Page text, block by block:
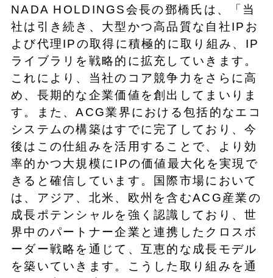
NADA HOLDINGS会長の鄧橋氏は、「当
社は引き続き、大型かつ高品質な自社IPお
よび代理IPの取得に積極的に取り組み、IP
ライブラリを戦略的に拡充していきます。
これにより、当社のコア競争力をさらに高
め、長期的な企業価値を創出してまいりま
す。また、ACG業界における包括的なエコ
システムの構築はすでに完了しており、今
後はこの仕組みを活用することで、より効
率的かつ大規模にIPの価値最大化を実現で
きると確信しています。国際市場において
は、アジア、北米、欧州を含むACG産業の
成長ポテンシャルを強く認識しており、世
界中のパートナー企業と連携したクロスボ
ーダー戦略を通じて、互恵的な成長モデル
を築いていきます。こうした取り組みを通